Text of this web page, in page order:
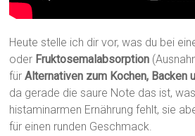
Heute stelle ich dir vor, was du bei
oder Fruktosemalabsorption
fürAlternativen zum Kochen, Backen
da gerade die saure Note das ist,
histaminarmen Ernährung fehlt, sie
für einen runden Geschmack.